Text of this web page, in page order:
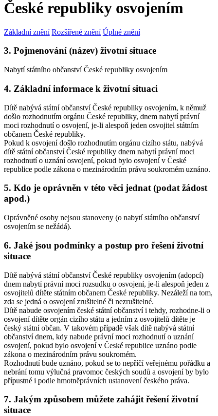
České republiky osvojením
Základní znění Rozšířené znění Úplné znění
3. Pojmenování (název) životní situace
Nabytí státního občanství České republiky osvojením
4. Základní informace k životní situaci
Dítě nabývá státní občanství České republiky osvojením, k němuž
došlo rozhodnutím orgánu České republiky, dnem nabytí právní
moci rozhodnutí o osvojení, je-li alespoň jeden osvojitel státním
občanem České republiky.
Pokud k osvojení došlo rozhodnutím orgánu cizího státu, nabývá
dítě státní občanství České republiky dnem nabytí právní moci
rozhodnutí o uznání osvojení, pokud bylo osvojení v České
republice podle zákona o mezinárodním právu soukromém uznáno.
5. Kdo je oprávněn v této věci jednat (podat žádost
apod.)
Oprávněné osoby nejsou stanoveny (o nabytí státního občanství
osvojením se nežádá).
6. Jaké jsou podmínky a postup pro řešení životní
situace
Dítě nabývá státní občanství České republiky osvojením (adopcí)
dnem nabytí právní moci rozsudku o osvojení, je-li alespoň jeden z
osvojitelů dítěte státním občanem České republiky. Nezáleží na tom,
zda se jedná o osvojení zrušitelné či nezrušitelné.
Dítě nabude osvojením české státní občanství i tehdy, rozhodne-li o
osvojení dítěte orgán cizího státu a jedním z osvojitelů dítěte je
český státní občan. V takovém případě však dítě nabývá státní
občanství dnem, kdy nabude právní moci rozhodnutí o uznání
osvojení, pokud bylo osvojení v České republice uznáno podle
zákona o mezinárodním právu soukromém.
Rozhodnutí bude uznáno, pokud se to nepříčí veřejnému pořádku a
nebrání tomu výlučná pravomoc českých soudů a osvojení by bylo
přípustné i podle hmotněprávních ustanovení českého práva.
7. Jakým způsobem můžete zahájit řešení životní
situace